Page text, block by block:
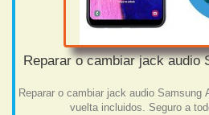
Reparar o cambiar jack audio
Reparar o cambiar jack audio Samsung
vuelta incluidos. Seguro a